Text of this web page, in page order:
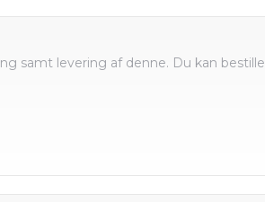
samt levering af denne. Du kan bestille